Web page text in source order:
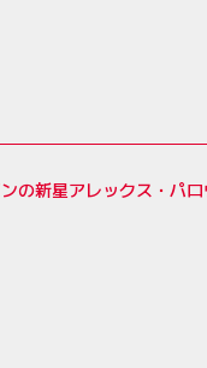
の新星アレックス・パ